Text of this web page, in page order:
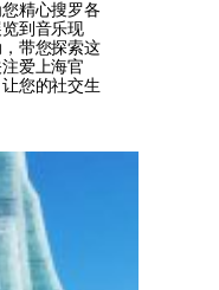
精心搜罗各
到音乐现
带您探索这
爱上海官
您的社交生